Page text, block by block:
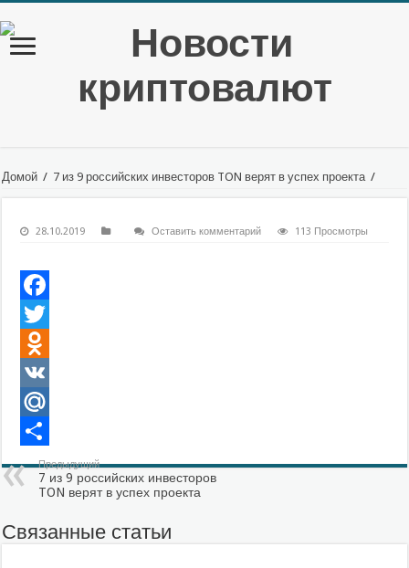
Домой / 7 из 9 российских инвесторов TON верят в успех проекта /
28.10.2019 Оставить комментарий 113 Просмотры
Facebook
Twitter
Odnoklassniki
VK
Mail.Ru
Отправить
Предыдущий
7 из 9 российских инвесторов
TON верят в успех проекта
Связанные статьи